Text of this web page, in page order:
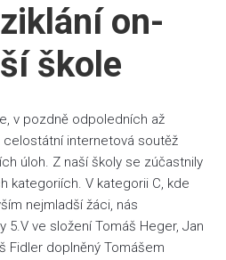
on-
škole
v pozdně odpoledních až
celostátní internetová soutěž
úloh. Z naší školy se zúčastnily
kategoriích. V kategorii C, kde
nejmladší žáci, nás
5.V ve složení Tomáš Heger, Jan
Fidler doplněný Tomášem